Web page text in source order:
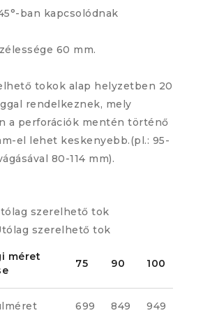
ban kapcsolódnak
60 mm.
tokok alap helyzetben 20
rendelkeznek, mely
a perforációk mentén történő
el lehet keskenyebb.(pl.: 95-
80-114 mm).
méret
75 90 100
699 849 949